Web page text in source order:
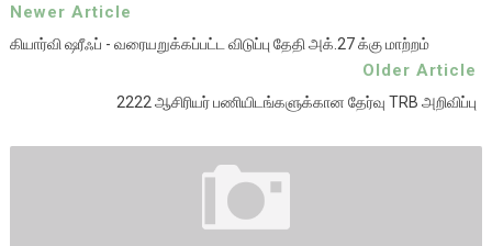
Newer Article
கியார்வி ஷரீஃப் - வரையறுக்கப்பட்ட விடுப்பு தேதி அக்.27 க்கு மாற்றம்
Older Article
2222 ஆசிரியர் பணியிடங்களுக்கான தேர்வு TRB அறிவிப்பு